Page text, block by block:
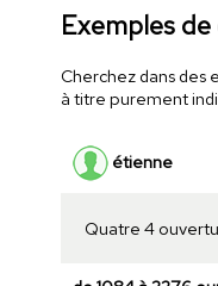
Exemples
Cherchez dans des
à titre purement
étienne
Quatre 4